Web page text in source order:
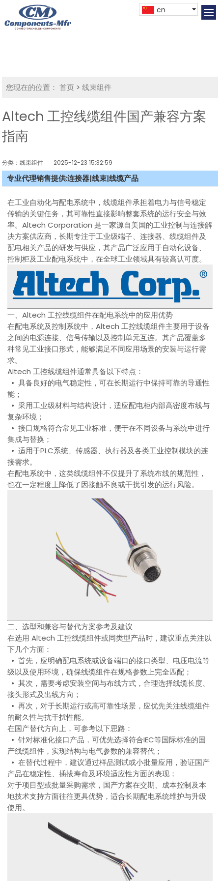
cn
您现在的位置： 首页 >线束组件
Altech 工控线缆组件国产兼容方案
指南
分类：线束组件 2025-12-23 15:32:59
专业代理销售提供:连接器|线束|线缆产品
在工业自动化与配电系统中，线缆组件承担着电力与信号稳定
传输的关键任务，其可靠性直接影响整套系统的运行安全与效
率。Altech Corporation 是一家源自美国的工业控制与连接解
决方案供应商，长期专注于工业级端子、连接器、线缆组件及
配电相关产品的研发与供应，其产品广泛应用于自动化设备、
控制柜及工业配电系统中，在全球工业领域具有较高认可度。
一、Altech 工控线缆组件在配电系统中的应用优势
在配电系统及控制系统中，Altech 工控线缆组件主要用于设备
之间的电源连接、信号传输以及控制单元互连。其产品覆盖多
种常见工业接口形式，能够满足不同应用场景的安装与运行需
求。
Altech 工控线缆组件通常具备以下特点：
• 具备良好的电气稳定性，可在长期运行中保持可靠的导通性
能；
• 采用工业级材料与结构设计，适应配电柜内部高密度布线与
复杂环境；
• 接口规格符合常见工业标准，便于在不同设备与系统中进行
集成与替换；
• 适用于PLC系统、传感器、执行器及各类工业控制模块的连
接需求。
在配电系统中，这类线缆组件不仅提升了系统布线的规范性，
也在一定程度上降低了因接触不良或干扰引发的运行风险。
二、选型和兼容与替代方案参考及建议
在选用 Altech 工控线缆组件或同类型产品时，建议重点关注以
下几个方面：
• 首先，应明确配电系统或设备端口的接口类型、电压电流等
级以及使用环境，确保线缆组件在规格参数上完全匹配；
• 其次，需要考虑安装空间与布线方式，合理选择线缆长度、
接头形式及出线方向；
• 再次，对于长期运行或高可靠性场景，应优先关注线缆组件
的耐久性与抗干扰性能。
在国产替代方向上，可参考以下思路：
• 针对标准化接口产品，可优先选择符合IEC等国际标准的国
产线缆组件，实现结构与电气参数的兼容替代；
• 在替代过程中，建议通过样品测试或小批量应用，验证国产
产品在稳定性、插拔寿命及环境适应性方面的表现；
对于项目型或批量采购需求，国产方案在交期、成本控制及本
地技术支持方面往往更具优势，适合长期配电系统维护与升级
使用。